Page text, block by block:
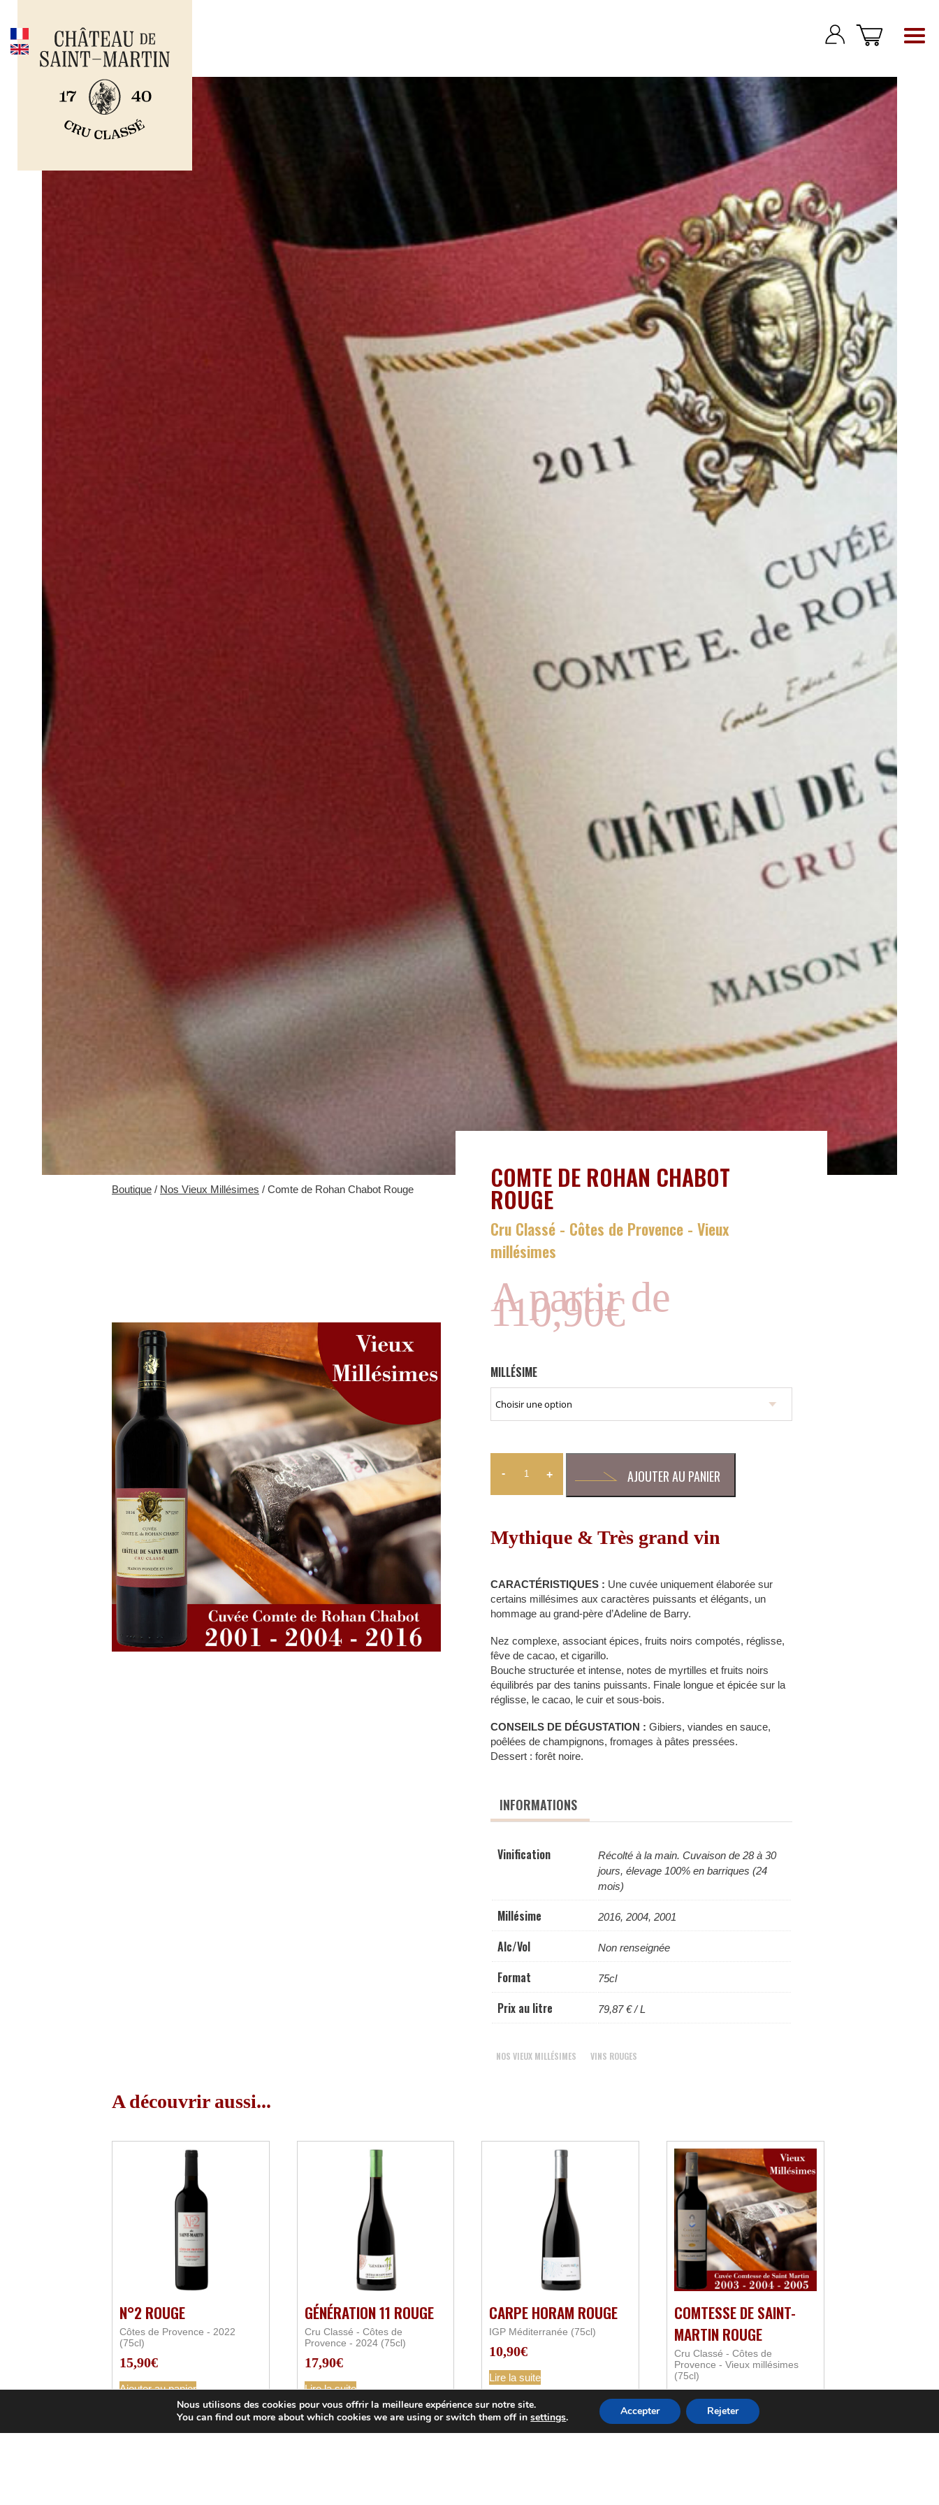
Boutique / Nos Vieux Millésimes / Comte de Rohan Chabot Rouge COMTE DE ROHAN CHABOT
ROUGE
Cru Classé - Côtes de Provence - Vieux
millésimes
A partir de
110,90€
MILLÉSIME
- + AJOUTER AU PANIER
Mythique & Très grand vin
CARACTÉRISTIQUES : Une cuvée uniquement élaborée sur
certains millésimes aux caractères puissants et élégants, un
hommage au grand-père d’Adeline de Barry.
Nez complexe, associant épices, fruits noirs compotés, réglisse,
fêve de cacao, et cigarillo.
Bouche structurée et intense, notes de myrtilles et fruits noirs
équilibrés par des tanins puissants. Finale longue et épicée sur la
réglisse, le cacao, le cuir et sous-bois.
CONSEILS DE DÉGUSTATION : Gibiers, viandes en sauce,
poêlées de champignons, fromages à pâtes pressées.
Dessert : forêt noire.
INFORMATIONS
Vinification
Récolté à la main. Cuvaison de 28 à 30
jours, élevage 100% en barriques (24
mois)
Millésime 2016, 2004, 2001
Alc/Vol Non renseignée
Format 75cl
Prix au litre 79,87 € / L
NOS VIEUX MILLÉSIMES VINS ROUGES
A découvrir aussi...
N°2 ROUGE
Côtes de Provence - 2022
(75cl)
15,90€
Ajouter au panier
GÉNÉRATION 11 ROUGE
Cru Classé - Côtes de
Provence - 2024 (75cl)
17,90€
Lire la suite
CARPE HORAM ROUGE
IGP Méditerranée (75cl)
10,90€
Lire la suite
COMTESSE DE SAINT-
MARTIN ROUGE
Cru Classé - Côtes de
Provence - Vieux millésimes
(75cl)
A partir de50,00€
Choix des options
Nous utilisons des cookies pour vous offrir la meilleure expérience sur notre site.
You can find out more about which cookies we are using or switch them off insettings. Accepter Rejeter